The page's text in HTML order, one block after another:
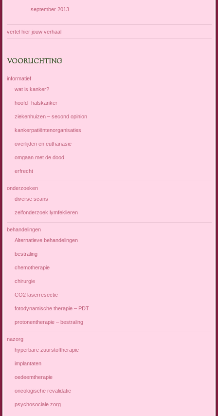
september 2013
vertel hier jouw verhaal
VOORLICHTING
informatief
wat is kanker?
hoofd- halskanker
ziekenhuizen – second opinion
kankerpatiëntenorganisaties
overlijden en euthanasie
omgaan met de dood
erfrecht
onderzoeken
diverse scans
zelfonderzoek lymfeklieren
behandelingen
Alternatieve behandelingen
bestraling
chemotherapie
chirurgie
CO2 laserresectie
fotodynamische therapie – PDT
protonentherapie – bestraling
nazorg
hyperbare zuurstoftherapie
implantaten
oedeemtherapie
oncologische revalidatie
psychosociale zorg